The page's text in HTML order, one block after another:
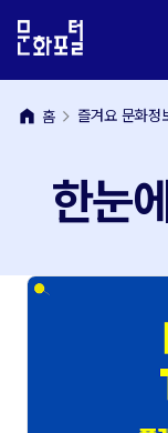
문
내
용
메
뉴
바
home 홈 즐겨요 문화정
한눈